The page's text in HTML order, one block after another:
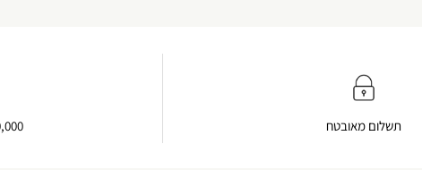
תשלום מאובטח 100,000+